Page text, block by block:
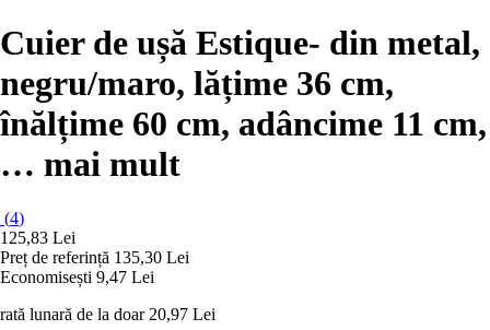
Cuier de ușă Estique- din metal,
negru/maro, lățime 36 cm,
înălțime 60 cm, adâncime 11 cm,
… mai mult
(4)
125,83 Lei
Preț de referință 135,30 Lei
Economisești 9,47 Lei
rată lunară de la doar 20,97 Lei